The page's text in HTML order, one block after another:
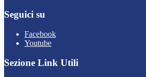
Seguici su
Facebook
Youtube
Sezione Link Utili